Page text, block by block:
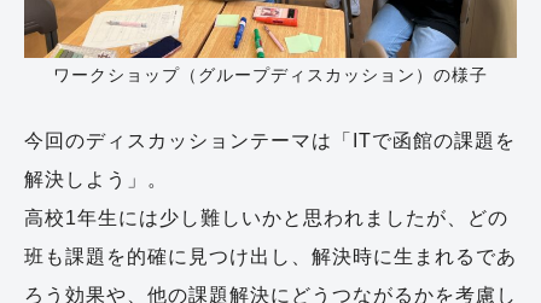
ワークショップ（グループディスカッション）の様子
今回のディスカッションテーマは「ITで函館の課題を
解決しよう」。
高校1年生には少し難しいかと思われましたが、どの
班も課題を的確に見つけ出し、解決時に生まれるであ
ろう効果や、他の課題解決にどうつながるかを考慮し